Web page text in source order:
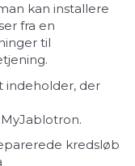
kan installere
fra en
til
indeholder, der
kredsløb